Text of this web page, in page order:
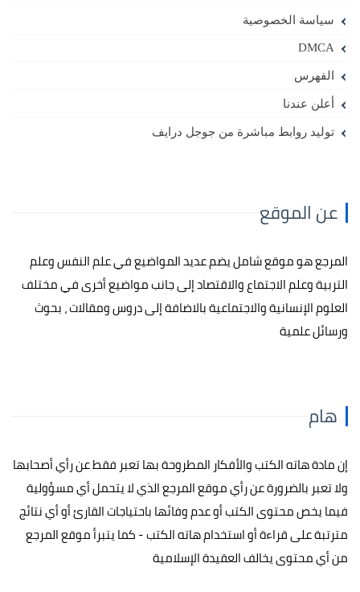
سياسة الخصوصية
DMCA
الفهرس
أعلن عندنا
توليد روابط مباشرة من جوجل درايف
عن الموقع
المرجع هو موقع شامل يضم عديد المواضيع في علم النفس وعلم
التربية وعلم الاجتماع والاقتصاد إلى جانب مواضيع أخرى في مختلف
العلوم الإنسانية والاجتماعية بالاضافة إلى دروس ومقالات ، بحوث
ورسائل علمية
هام
إن مادة هاته الكتب والأفكار المطروحة بها تعبر فقط عن رأي أصحابها
ولا تعبر بالضرورة عن رأي موقع المرجع الذي لا يتحمل أي مسؤولية
فيما يخص محتوى الكتب أو عدم وفائها باحتياجات القارئ أو أي نتائج
مترتبة على قراءة أو استخدام هاته الكتب - كما يتبرأ موقع المرجع
من أي محتوى يخالف العقيدة الإسلامية